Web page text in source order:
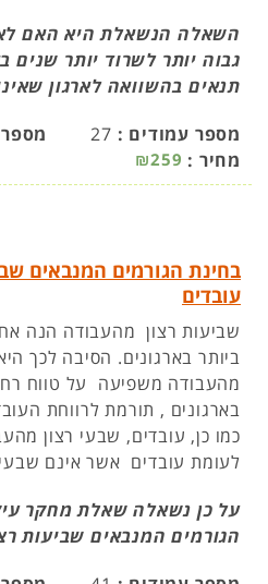
השאלה הנשאלת היא האם
גבוה יותר לשרוד יותר שנים
תנאים בהשוואה לארגון
מספר עמודים : 27
מחיר : ₪259
בחינת הגורמים המנבאים
עובדים
שביעות רצון מהעבודה הנה
ביותר בארגונים. הסיבה לכך
מהעבודה משפיעה על טווח
בארגונים , תורמת לרווחת
כמו כן, עובדים, שבעי רצון
לעומת עובדים אשר אינם שבעי
על כן נשאלה שאלת מחקר
הגורמים המנבאים שביעות